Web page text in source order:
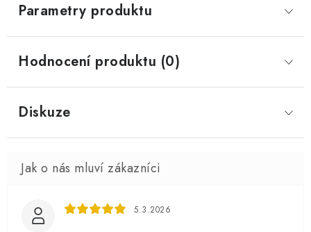
Parametry produktu
Hodnocení produktu (0)
Diskuze
5.3.2026